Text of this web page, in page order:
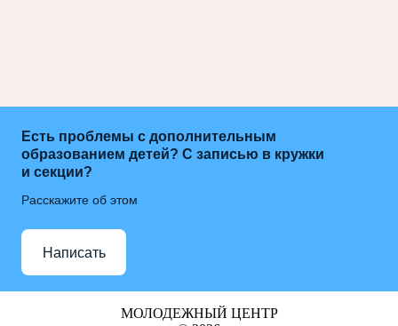
Есть проблемы с дополнительным
образованием детей? С записью в кружки
и секции?
Расскажите об этом
Написать
МОЛОДЕЖНЫЙ ЦЕНТР